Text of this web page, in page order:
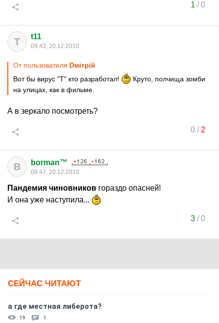
1 /0
T t11
09:43, 20.12.2010
От пользователя Dмiтрiй
Вот бы вирус "Т" кто разработал!
Круто, полчища зомби
на улицах, как в фильме.
А в зеркало посмотреть?
0/ 2
B borman™
09:47, 20.12.2010
Пандемия чиновников гораздо опасней!
И она уже наступила...
3/0
СЕЙЧАС ЧИТАЮТ
а где местная либерота?
19 1